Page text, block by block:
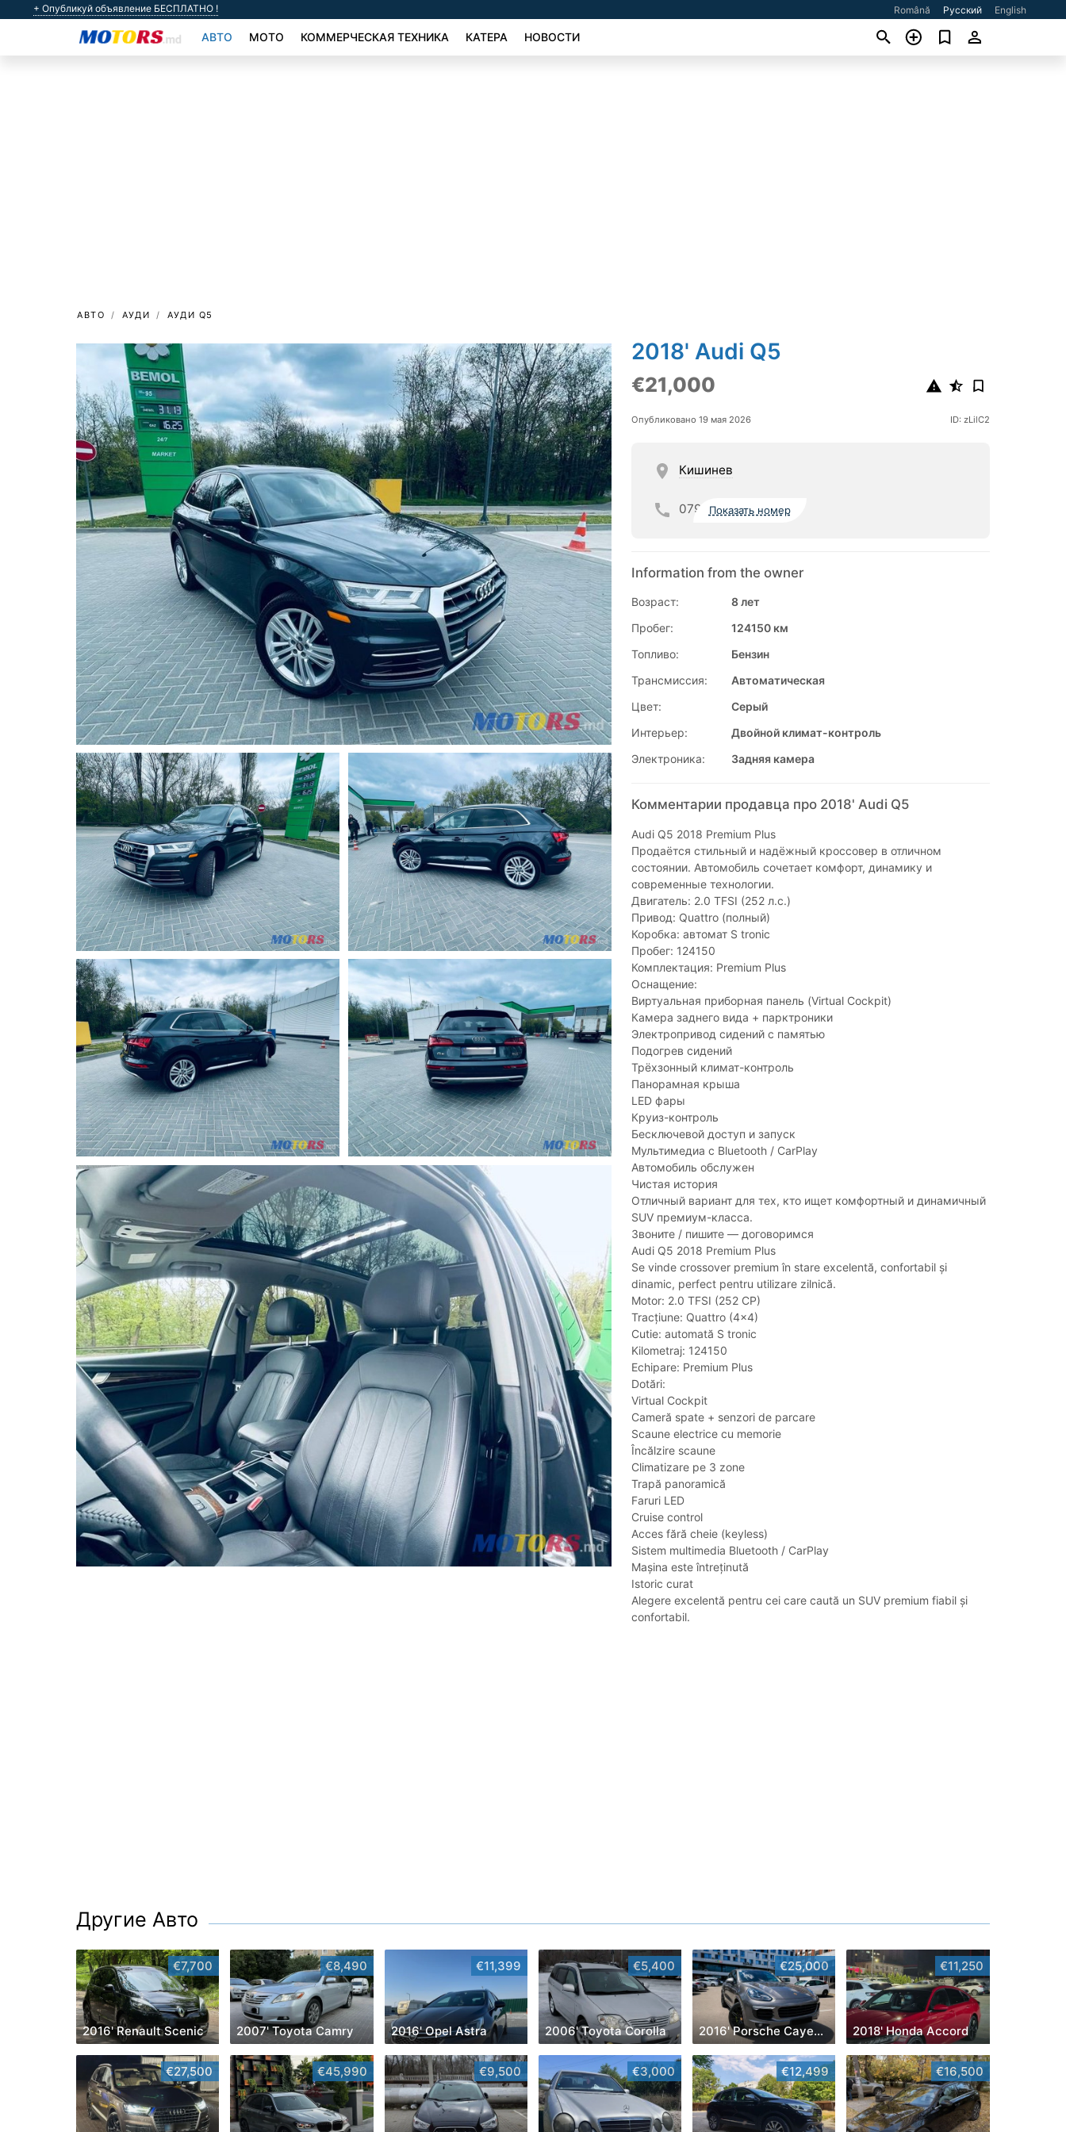
+ Опубликуй объявление БЕСПЛАТНО ! Română Русский English
АВТО МОТО КОММЕРЧЕСКАЯ ТЕХНИКА КАТЕРА НОВОСТИ
АВТО АУДИ АУДИ Q5
2018' Audi Q5
€21,000
Опубликовано 19 мая 2026 ID: zLilC2
Кишинев
079 Показать номер
Information from the owner
Возраст:
8 лет
Пробег:
124150 км
Топливо:
Бензин
Трансмиссия:
Автоматическая
Цвет:
Серый
Интерьер:
Двойной климат-контроль
Электроника:
Задняя камера
Комментарии продавца про 2018' Audi Q5
Audi Q5 2018 Premium Plus
Продаётся стильный и надёжный кроссовер в отличном
состоянии. Автомобиль сочетает комфорт, динамику и
современные технологии.
Двигатель: 2.0 TFSI (252 л.с.)
Привод: Quattro (полный)
Коробка: автомат S tronic
Пробег: 124150
Комплектация: Premium Plus
Оснащение:
Виртуальная приборная панель (Virtual Cockpit)
Камера заднего вида + парктроники
Электропривод сидений с памятью
Подогрев сидений
Трёхзонный климат-контроль
Панорамная крыша
LED фары
Круиз-контроль
Бесключевой доступ и запуск
Мультимедиа с Bluetooth / CarPlay
Автомобиль обслужен
Чистая история
Отличный вариант для тех, кто ищет комфортный и динамичный
SUV премиум-класса.
Звоните / пишите — договоримся
Audi Q5 2018 Premium Plus
Se vinde crossover premium în stare excelentă, confortabil și
dinamic, perfect pentru utilizare zilnică.
Motor: 2.0 TFSI (252 CP)
Tracțiune: Quattro (4x4)
Cutie: automată S tronic
Kilometraj: 124150
Echipare: Premium Plus
Dotări:
Virtual Cockpit
Cameră spate + senzori de parcare
Scaune electrice cu memorie
Încălzire scaune
Climatizare pe 3 zone
Trapă panoramică
Faruri LED
Cruise control
Acces fără cheie (keyless)
Sistem multimedia Bluetooth / CarPlay
Mașina este întreținută
Istoric curat
Alegere excelentă pentru cei care caută un SUV premium fiabil și
confortabil.
Другие Авто
€7,700
2016' Renault Scenic
€8,490
2007' Toyota Camry
€11,399
2016' Opel Astra
€5,400
2006' Toyota Corolla
€25,000
2016' Porsche Cayenne
€11,250
2018' Honda Accord
€27,500 €45,990 €9,500 €3,000 €12,499 €16,500